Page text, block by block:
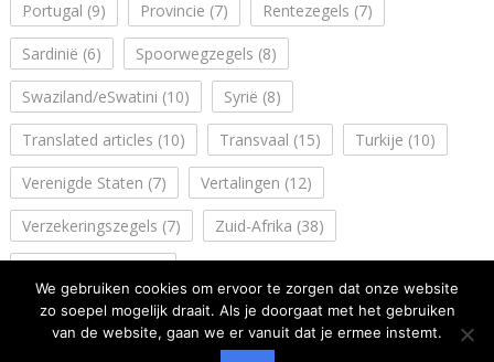
Portugal (9) Provincie (7) Rentezegels (7)
Sardinië (6) Spoorwegzegels (8)
Swaziland/eSwatini (10) Syrië (8)
Translated articles (10) Transvaal (15) Turkije (10)
Verenigde Staten (7) Vertalingen (12)
Verzekeringszegels (7) Zuid-Afrika (38)
We gebruiken cookies om ervoor te zorgen dat onze website
zo soepel mogelijk draait. Als je doorgaat met het gebruiken
van de website, gaan we er vanuit dat je ermee instemt.